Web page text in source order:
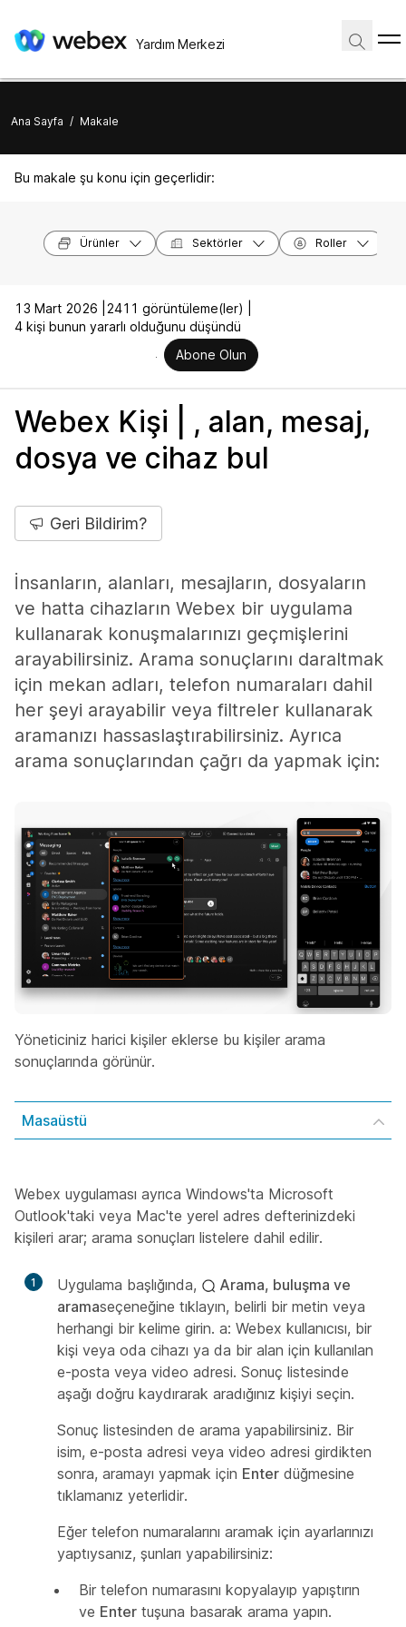
Yardım Merkezi
Ana Sayfa / Makale
Bu makale şu konu için geçerlidir:
Ürünler Sektörler Roller
13 Mart 2026 |
2411 görüntüleme(ler) |
4 kişi bunun yararlı olduğunu düşündü
Abone Olun
Webex Kişi | , alan, mesaj,
dosya ve cihaz bul
Geri Bildirim?
İnsanların, alanları, mesajların, dosyaların
ve hatta cihazların Webex bir uygulama
kullanarak konuşmalarınızı geçmişlerini
arayabilirsiniz. Arama sonuçlarını daraltmak
için mekan adları, telefon numaraları dahil
her şeyi arayabilir veya filtreler kullanarak
aramanızı hassaslaştırabilirsiniz. Ayrıca
arama sonuçlarından çağrı da yapmak için:
Yöneticiniz harici kişiler eklerse bu kişiler arama
sonuçlarında görünür.
Masaüstü
Webex uygulaması ayrıca Windows'ta Microsoft
Outlook'taki veya Mac'te yerel adres defterinizdeki
kişileri arar; arama sonuçları listelere dahil edilir.
1 Uygulama başlığında,
Arama, buluşma ve
aramaseçeneğine tıklayın, belirli bir metin veya
herhangi bir kelime girin. a: Webex kullanıcısı, bir
kişi veya oda cihazı ya da bir alan için kullanılan
e-posta veya video adresi. Sonuç listesinde
aşağı doğru kaydırarak aradığınız kişiyi seçin.
Sonuç listesinden de arama yapabilirsiniz. Bir
isim, e-posta adresi veya video adresi girdikten
sonra, aramayı yapmak için Enter düğmesine
tıklamanız yeterlidir.
Eğer telefon numaralarını aramak için ayarlarınızı
yaptıysanız, şunları yapabilirsiniz:
Bir telefon numarasını kopyalayıp yapıştırın
ve Enter tuşuna basarak arama yapın.